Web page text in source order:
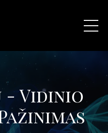
- Vidinio